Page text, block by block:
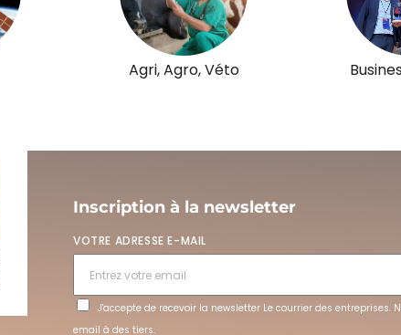
Agri, Agro, Véto
Inscription à la newsletter
VOTRE ADRESSE E-MAIL
J'accepte de recevoir la newsletter Le courrier des
email à des tiers.